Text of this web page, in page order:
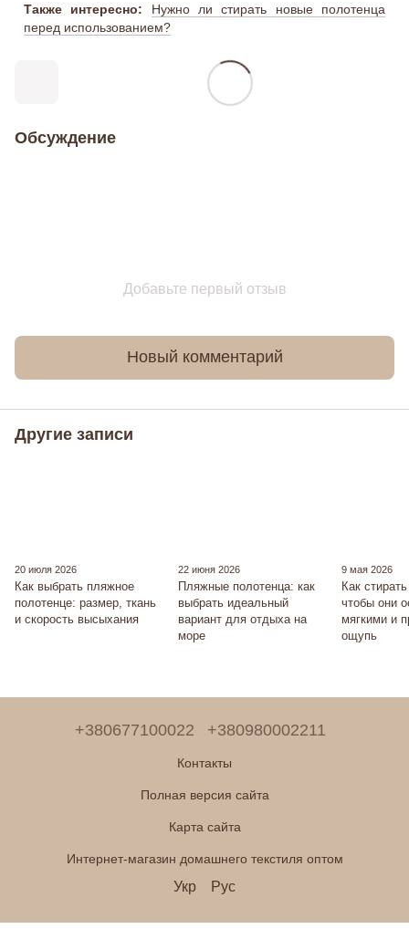
Также интересно:
Нужно ли стирать новые полотенца
перед использованием?
Обсуждение
Добавьте первый отзыв
Новый комментарий
Другие записи
20 июля 2026
Как выбрать пляжное
полотенце: размер, ткань
и скорость высыхания
22 июня 2026
Пляжные полотенца: как
выбрать идеальный
вариант для отдыха на
море
9 мая 2026
Как
чтобы они
мягкими и
ощупь
+380677100022 +380980002211
Контакты
Полная версия сайта
Карта сайта
Интернет-магазин домашнего текстиля оптом
Укр Рус